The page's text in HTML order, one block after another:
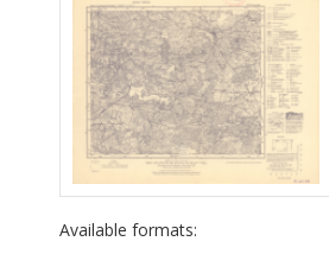
Available formats: